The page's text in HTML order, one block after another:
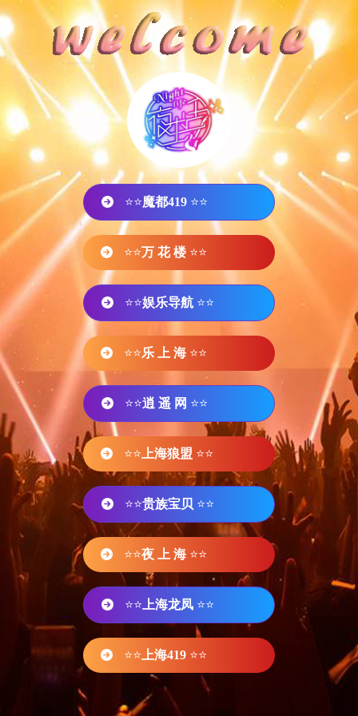
⭐⭐魔都419 ⭐⭐
⭐⭐万 花 楼 ⭐⭐
⭐⭐娱乐导航 ⭐⭐
⭐⭐乐 上 海 ⭐⭐
⭐⭐逍 遥 网 ⭐⭐
⭐⭐ 上海狼盟 ⭐⭐
⭐⭐贵族宝贝 ⭐⭐
⭐⭐夜 上 海 ⭐⭐
⭐⭐ 上海龙凤 ⭐⭐
⭐⭐ 上海419 ⭐⭐